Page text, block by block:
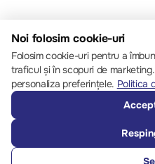
© 2013 –
Noi folosim cookie-uri
Folosim cookie-uri pentru a
traficul și în scopuri de
personaliza preferințele. Politica